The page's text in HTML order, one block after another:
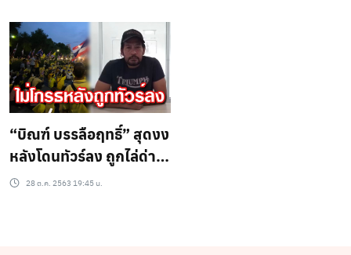
“บิณฑ์ บรรลือฤทธิ์” สุดงง
หลังโดนทัวร์ลง ถูกไล่ด่า
เผยไม่โกรธ พร้อมชวน
28 ต.ค. 2563 19:45 น.